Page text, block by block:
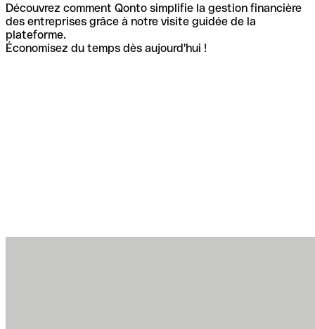
Découvrez comment Qonto simplifie la gestion financière
des entreprises grâce à notre visite guidée de la
plateforme.
Économisez du temps dès aujourd'hui !